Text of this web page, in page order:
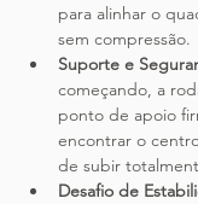
para alinhar o
sem compressão.
Suporte e
começando, a
ponto de apoio
encontrar o
de subir
Desafio de